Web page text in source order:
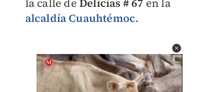
la calle de Delicias # 67 en la
alcaldía Cuauhtémoc.